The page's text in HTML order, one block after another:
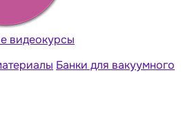
видеокурсы
Банки для вакуумного